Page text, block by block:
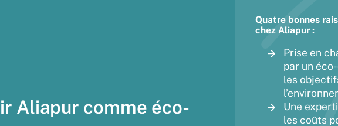
Aliapur comme éco-
Quatre bonnes
chez Aliapur :
Prise en
par un
les
Une
les coûts